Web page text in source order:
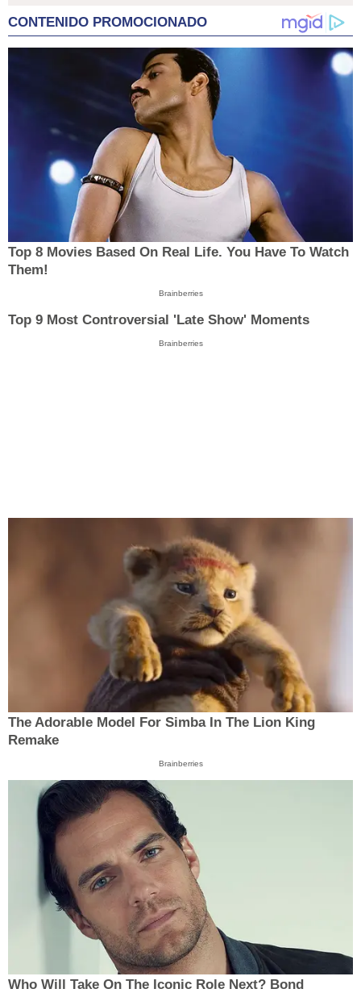
CONTENIDO PROMOCIONADO
Top 8 Movies Based On Real Life. You Have To Watch
Them!
Brainberries
Top 9 Most Controversial 'Late Show' Moments
Brainberries
The Adorable Model For Simba In The Lion King
Remake
Brainberries
Who Will Take On The Iconic Role Next? Bond